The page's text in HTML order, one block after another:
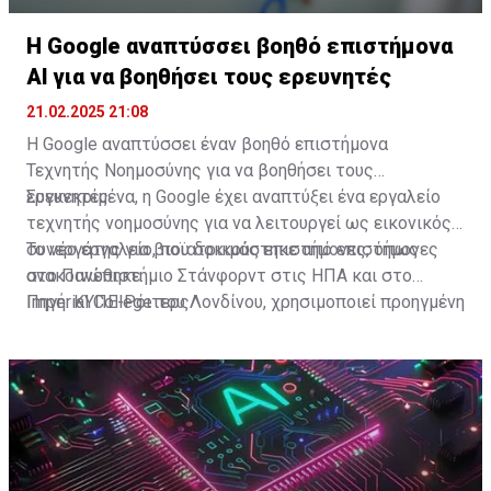
Η Google αναπτύσσει βοηθό επιστήμονα
ΑΙ για να βοηθήσει τους ερευνητές
21.02.2025 21:08
Η Google αναπτύσσει έναν βοηθό επιστήμονα
Τεχνητής Νοημοσύνης για να βοηθήσει τους
ερευνητές.
Συγκεκριμένα, η Google έχει αναπτύξει ένα εργαλείο
τεχνητής νοημοσύνης για να λειτουργεί ως εικονικός
συνεργάτης για βιοϊατρικούς επιστήμονες, όπως
ανακοινώθηκε.
Το νέο εργαλείο, που δοκιμάστηκε από επιστήμονες
στο Πανεπιστήμιο Στάνφορντ στις ΗΠΑ και στο
Imperial College του Λονδίνου, χρησιμοποιεί προηγμένη
συνθέσουν τεράστιες ποσότητες υλικού
βιβλιογραφίας και να δημιουργήσουν νέες υποθέσεις,
είπε η εταιρεία.
Πηγή: ΚΥΠΕ-Ρόιτερς